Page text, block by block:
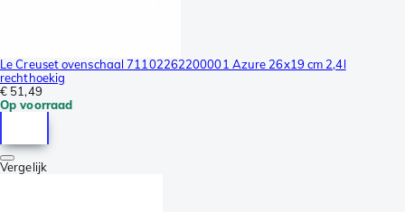
Le Creuset ovenschaal 71102262200001 Azure 26x19 cm 2,4l
rechthoekig
€ 51,49
Op voorraad
Vergelijk